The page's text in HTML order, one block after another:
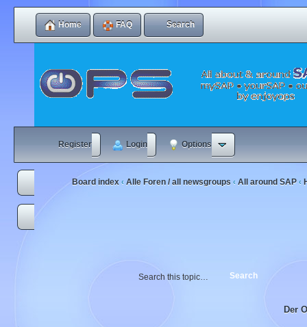
Home FAQ Search
Register Login Options
Board index ‹ Alle Foren / all newsgroups ‹ All around SAP ‹
Der